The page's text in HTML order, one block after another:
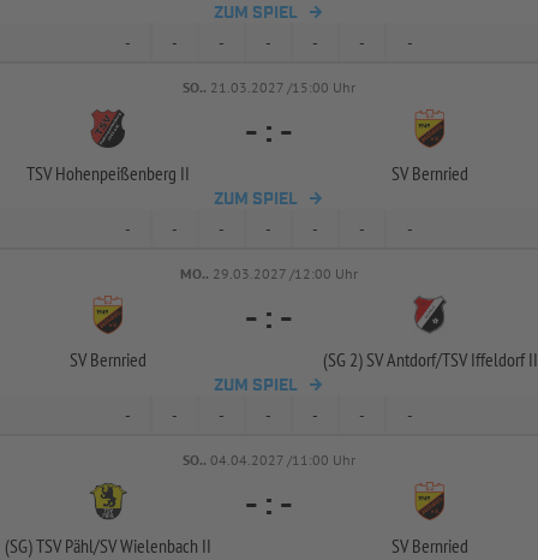
ZUM SPIEL
- - - - - - -
SO.. 21.03.2027 /15:00 Uhr
TSV Hohenpeißenberg II
- : -
SV Bernried
ZUM SPIEL
- - - - - - -
MO.. 29.03.2027 /12:00 Uhr
SV Bernried
- : -
(SG 2) SV Antdorf/TSV Iffeldorf II
ZUM SPIEL
- - - - - - -
SO.. 04.04.2027 /11:00 Uhr
(SG) TSV Pähl/SV Wielenbach II
- : -
SV Bernried